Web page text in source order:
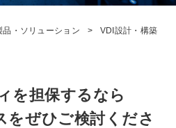
品・ソリューション VDI設計・構築
を担保するなら
をぜひご検討くださ